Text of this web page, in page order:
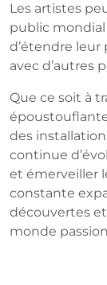
Les artistes
public
d’étendre leur
avec d’autres
Que ce soit à
des
continue
et émerveiller
constante
découvertes
monde